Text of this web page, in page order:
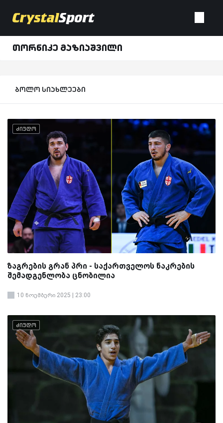
თორნიკე მაზიაშვილი
ბოლო სიახლეები
ძიუდო
ზაგრების გრან პრი - საქართველოს ნაკრების
შემადგენლობა ცნობილია
10 ნოემბერი 2025 | 23:00
ძიუდო